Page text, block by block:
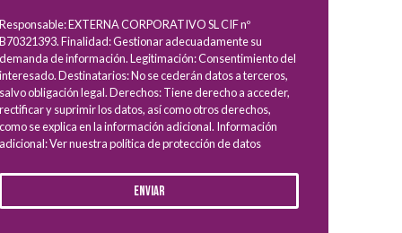
Responsable: EXTERNA CORPORATIVO SL CIF nº
B70321393. Finalidad: Gestionar adecuadamente su
demanda de información. Legitimación: Consentimiento del
interesado. Destinatarios: No se cederán datos a terceros,
salvo obligación legal. Derechos: Tiene derecho a acceder,
rectificar y suprimir los datos, así como otros derechos,
como se explica en la información adicional. Información
adicional: Ver nuestra política de protección de datos
Enviar